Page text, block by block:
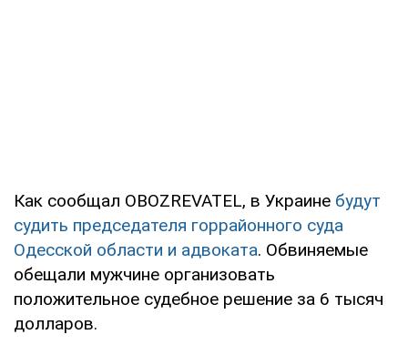
Как сообщал OBOZREVATEL, в Украине будут
судить председателя горрайонного суда
Одесской области и адвоката. Обвиняемые
обещали мужчине организовать
положительное судебное решение за 6 тысяч
долларов.